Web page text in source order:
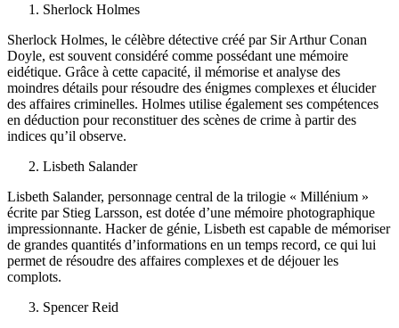
Sherlock Holmes
Sherlock Holmes, le célèbre détective créé par Sir Arthur Conan
Doyle, est souvent considéré comme possédant une mémoire
eidétique. Grâce à cette capacité, il mémorise et analyse des
moindres détails pour résoudre des énigmes complexes et élucider
des affaires criminelles. Holmes utilise également ses compétences
en déduction pour reconstituer des scènes de crime à partir des
indices qu’il observe.
Lisbeth Salander
Lisbeth Salander, personnage central de la trilogie « Millénium »
écrite par Stieg Larsson, est dotée d’une mémoire photographique
impressionnante. Hacker de génie, Lisbeth est capable de mémoriser
de grandes quantités d’informations en un temps record, ce qui lui
permet de résoudre des affaires complexes et de déjouer les
complots.
Spencer Reid